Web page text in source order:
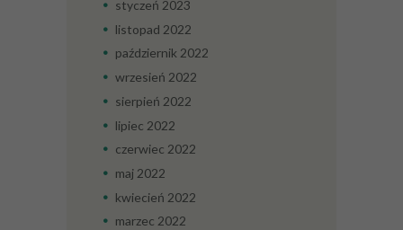
styczeń 2023
listopad 2022
październik 2022
wrzesień 2022
sierpień 2022
lipiec 2022
czerwiec 2022
maj 2022
kwiecień 2022
marzec 2022